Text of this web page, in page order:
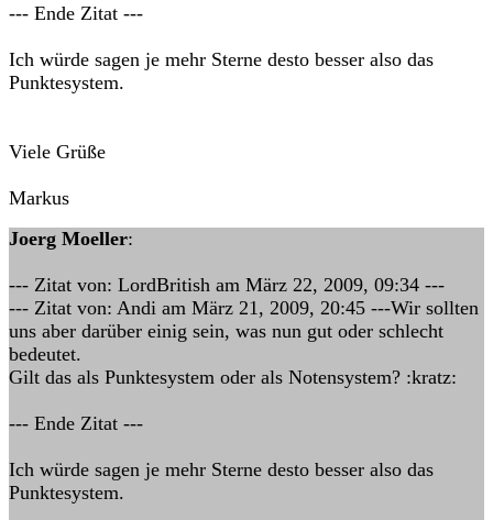
--- Ende Zitat ---
Ich würde sagen je mehr Sterne desto besser also das
Punktesystem.
Viele Grüße
Markus
Joerg Moeller:
--- Zitat von: LordBritish am März 22, 2009, 09:34 ---
--- Zitat von: Andi am März 21, 2009, 20:45 ---Wir sollten
uns aber darüber einig sein, was nun gut oder schlecht
bedeutet.
Gilt das als Punktesystem oder als Notensystem? :kratz:
--- Ende Zitat ---
Ich würde sagen je mehr Sterne desto besser also das
Punktesystem.